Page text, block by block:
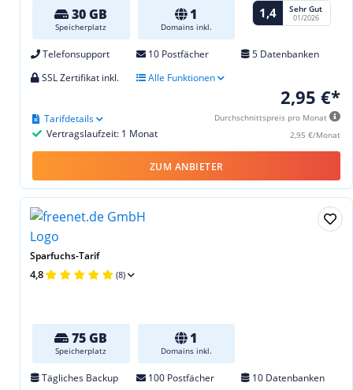
30 GB
Speicherplatz
1
Domains inkl.
1,4 Sehr Gut
01/2026
Telefonsupport 10 Postfächer
5 Datenbanken
SSL Zertifikat inkl.
Alle Funktionen
2,95 €*
Durchschnittspreis pro Monat
2,95 €/Monat
Vertragslaufzeit: 1 Monat
Tarifdetails
ZUM ANBIETER
Sparfuchs-Tarif
4,8 (8)
75 GB
Speicherplatz
1
Domains inkl.
Tägliches Backup 100 Postfächer 10 Datenbanken